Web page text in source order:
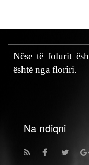
Nëse të folurit
është nga floriri.
Na ndiqni